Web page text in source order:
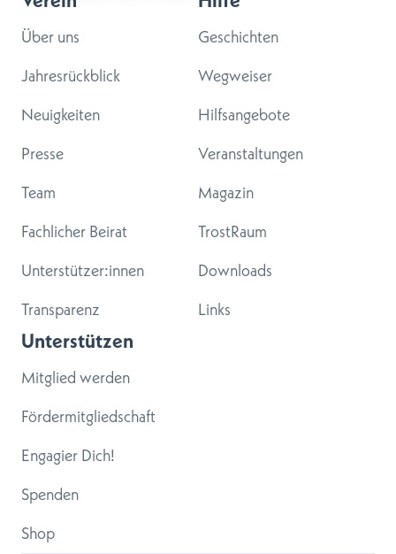
Über uns
Jahresrückblick
Neuigkeiten
Presse
Team
Fachlicher Beirat
Unterstützer:innen
Transparenz
Geschichten
Wegweiser
Hilfsangebote
Veranstaltungen
Magazin
TrostRaum
Downloads
Links
Unterstützen
Mitglied werden
Fördermitgliedschaft
Engagier Dich!
Spenden
Shop